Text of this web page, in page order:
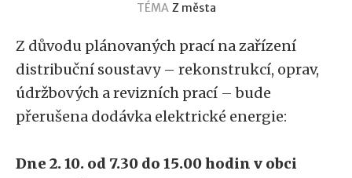
TÉMA Z města
Z důvodu plánovaných prací na zařízení
distribuční soustavy – rekonstrukcí, oprav,
údržbových a revizních prací – bude
přerušena dodávka elektrické energie:
Dne 2. 10. od 7.30 do 15.00 hodin v obci